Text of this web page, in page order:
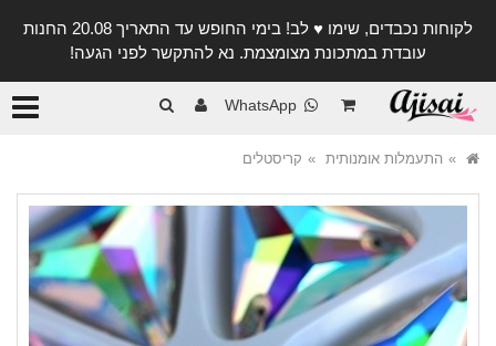
לקוחות נכבדים, שימו ♥️ לב! בימי החופש עד התאריך 20.08 החנות
עובדת במתכונת מצומצמת. נא להתקשר לפני הגעה!
WhatsApp
התעמלות אומנותית קריסטלים